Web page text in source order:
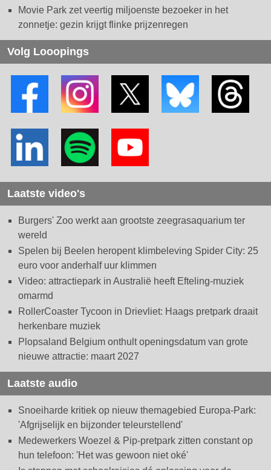
Movie Park zet veertig miljoenste bezoeker in het
zonnetje: gezin krijgt flinke prijzenregen
Volg Looopings
Laatste video's
Burgers' Zoo werkt aan grootste zeegrasaquarium ter
wereld
Spelen bij Beelen heropent klimbeleving Spider City: 25
euro voor anderhalf uur klimmen
Video: attractiepark in Australië heeft Efteling-muziek
omarmd
RollerCoaster Tycoon in Drievliet: Haags pretpark draait
herkenbare muziek
Plopsaland Belgium onthult openingsdatum van grote
nieuwe attractie: maart 2027
Laatste audio
Snoeiharde kritiek op nieuw themagebied Europa-Park:
'Afgrijselijk en bijzonder teleurstellend'
Medewerkers Woezel & Pip-pretpark zitten constant op
hun telefoon: 'Het was gewoon niet oké'